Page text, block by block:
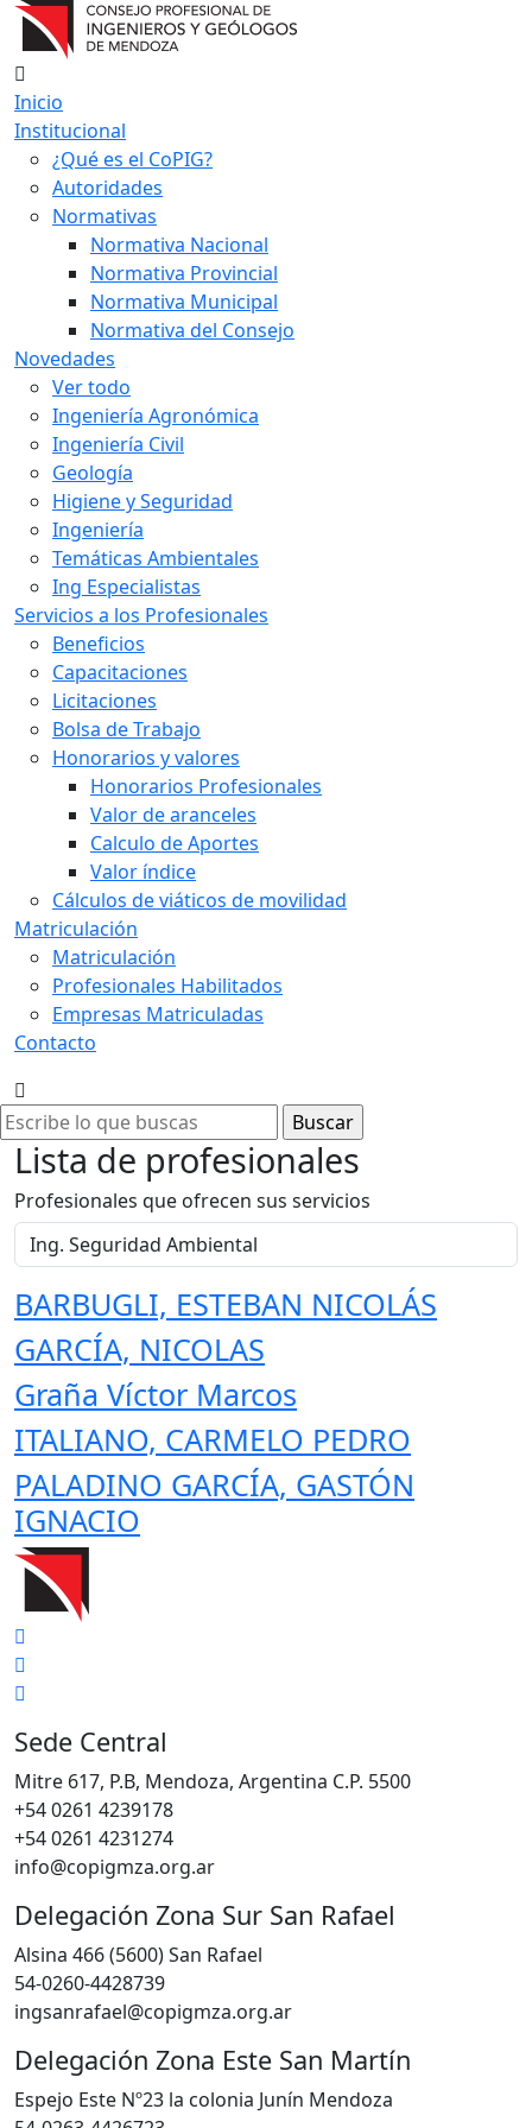
Inicio
Institucional
¿Qué es el CoPIG?
Autoridades
Normativas
Normativa Nacional
Normativa Provincial
Normativa Municipal
Normativa del Consejo
Novedades
Ver todo
Ingeniería Agronómica
Ingeniería Civil
Geología
Higiene y Seguridad
Ingeniería
Temáticas Ambientales
Ing Especialistas
Servicios a los Profesionales
Beneficios
Capacitaciones
Licitaciones
Bolsa de Trabajo
Honorarios y valores
Honorarios Profesionales
Valor de aranceles
Calculo de Aportes
Valor índice
Cálculos de viáticos de movilidad
Matriculación
Matriculación
Profesionales Habilitados
Empresas Matriculadas
Contacto
Lista de profesionales
Profesionales que ofrecen sus servicios
BARBUGLI, ESTEBAN NICOLÁS
GARCÍA, NICOLAS
Graña Víctor Marcos
ITALIANO, CARMELO PEDRO
PALADINO GARCÍA, GASTÓN
IGNACIO
Sede Central
Mitre 617, P.B, Mendoza, Argentina C.P. 5500
+54 0261 4239178
+54 0261 4231274
info@copigmza.org.ar
Delegación Zona Sur San Rafael
Alsina 466 (5600) San Rafael
54-0260-4428739
ingsanrafael@copigmza.org.ar
Delegación Zona Este San Martín
Espejo Este Nº23 la colonia Junín Mendoza